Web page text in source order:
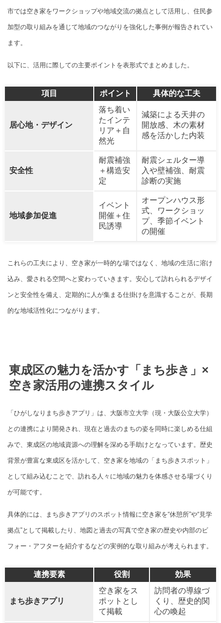
市では空き家をワークショップや地域交流の拠点として活用し、住民参
加型の取り組みを通じて地域のつながりを強化した事例が報告されてい
ます。
以下に、活用に際しての主要ポイントを表形式でまとめました。
項目 ポイント 具体的な工夫
居心地・デザイン
落ち着い
たインテ
リア＋自
然光
減築による天井の
開放感、木の素材
感を活かした内装
安全性
耐震補強
＋構造安
定
耐震シェルター導
入や壁補強、耐震
診断の実施
地域参加促進
イベント
開催＋住
民誘導
オープンハウス形
式、ワークショッ
プ、季節イベント
の開催
これらの工夫により、空き家が一時的な場ではなく、地域の生活に溶け
込み、愛される空間へと変わっていきます。安心して訪れられるデザイ
ンと安全性を備え、定期的に人が集まる仕掛けを意識することが、長期
的な地域活性化につながります。
東成区の魅力を活かす「まち歩き」×
空き家活用の連携スタイル
「ひがしなりまち歩きアプリ」は、大阪市立大学（現・大阪公立大学）
との連携により開発され、現在と過去のまちの姿を同時に楽しめる仕組
みで、東成区の地域資源への理解を深める手助けとなっています。歴史
背景が豊富な東成区を活かして、空き家を地域の「まち歩きスポット」
として組み込むことで、訪れる人々に地域の魅力を体感させる場づくり
が可能です。
具体的には、まち歩きアプリのスポット情報に空き家を“休憩所”や“見学
拠点”として掲載したり、地図と過去の写真で空き家の歴史や内部のビ
フォー・アフターを紹介するなどの実例的な取り組みが考えられます。
連携要素 役割 効果
まち歩きアプリ
空き家をス
ポットとし
て掲載
訪問者の導線づ
くり、歴史的関
心の喚起